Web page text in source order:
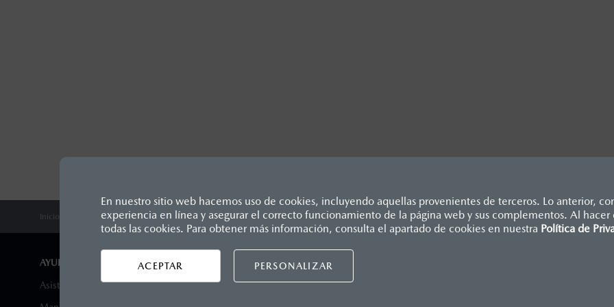
En nuestro sitio web hacemos uso de cookies, incluyendo aquellas provenientes de terceros. Lo anterior,
experiencia en línea y asegurar el correcto funcionamiento de la página web y sus complementos. Al
todas las cookies. Para obtener más información, consulta el apartado de cookies en nuestra Política de
ACEPTAR PERSONALIZAR
Inicio Comunidad Mazda Blog Mazda Mazda Hacks ¿Cómo comprar tu primer auto? Guía completa para principiantes
AYUDA Y SOPORTE
Asistencia vial
DISTRIBUIDORES MAZDA
Encuentra tu distribuidor
1
Los precios y especificaciones indicados en esta página son al menudeo, sugeridos por el
seguro y gastos administrativos. Mazda de México, se reserva el derecho de modificar las
productos, sin aviso previo al consumidor.